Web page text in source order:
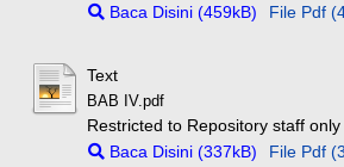
Baca Disini (459kB)
File Pdf
Text
BAB IV.pdf
Restricted to Repository staff only
Baca Disini (337kB)
File Pdf